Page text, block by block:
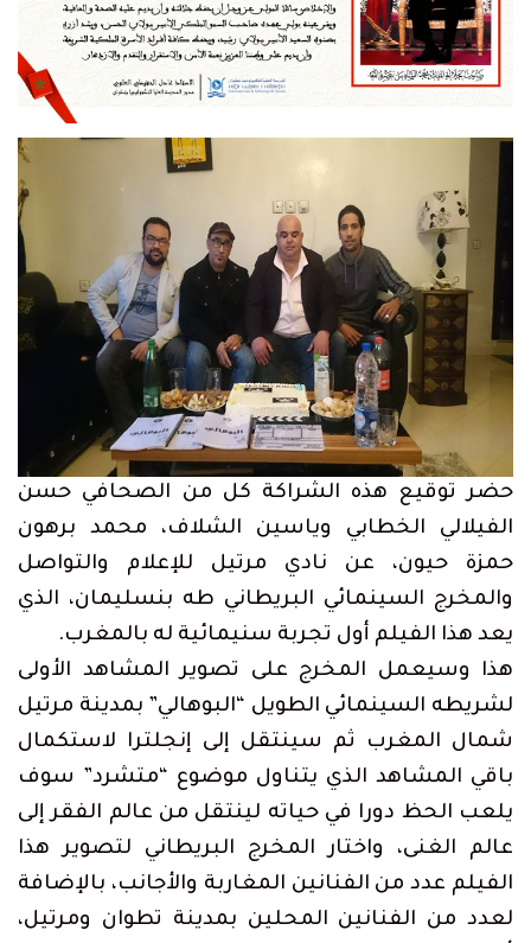
حضر توقيع هذه الشراكة كل من الصحافي حسن
الفيلالي الخطابي وياسين الشلاف، محمد برهون
حمزة حيون، عن نادي مرتيل للإعلام والتواصل
والمخرج السينمائي البريطاني طه بنسليمان، الذي
يعد هذا الفيلم أول تجربة سنيمائية له بالمغرب.
هذا وسيعمل المخرج على تصوير المشاهد الأولى
لشريطه السينمائي الطويل “البوهالي” بمدينة مرتيل
شمال المغرب ثم سينتقل إلى إنجلترا لاستكمال
باقي المشاهد الذي يتناول موضوع “متشرد” سوف
يلعب الحظ دورا في حياته لينتقل من عالم الفقر إلى
عالم الغنى، واختار المخرج البريطاني لتصوير هذا
الفيلم عدد من الفنانين المغاربة والأجانب، بالإضافة
لعدد من الفنانين المحلين بمدينة تطوان ومرتيل،